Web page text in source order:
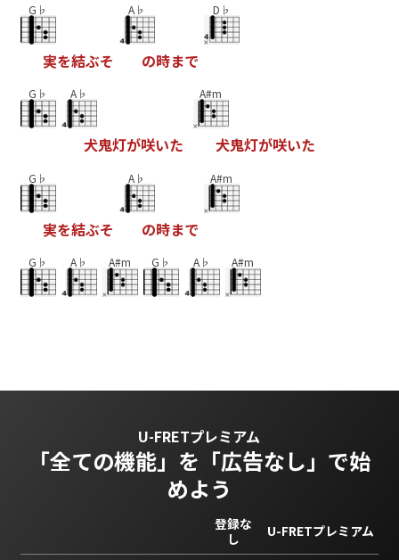
G♭
実を結ぶそ
A♭
の時まで
D♭
G♭ A♭
犬鬼灯が咲いた
A#m
犬鬼灯が咲いた
G♭
実を結ぶそ
A♭
の時まで
A#m
G♭ A♭ A#m G♭ A♭ A#m
U-FRETプレミアム
「全ての機能」を 「広告なし」で始
めよう
登録な
し
U-FRETプレミアム